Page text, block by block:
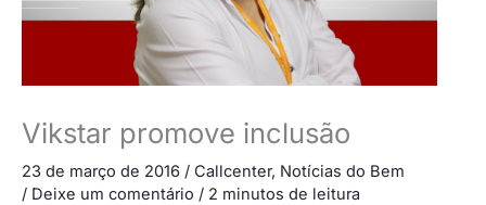
Vikstar promove inclusão
23 de março de 2016 / Callcenter, Notícias do Bem
/ Deixe um comentário / 2 minutos de leitura